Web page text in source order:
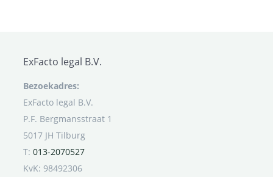
ExFacto legal B.V.
Bezoekadres:
ExFacto legal B.V.
P.F. Bergmansstraat 1
5017 JH Tilburg
T: 013-2070527
KvK: 98492306